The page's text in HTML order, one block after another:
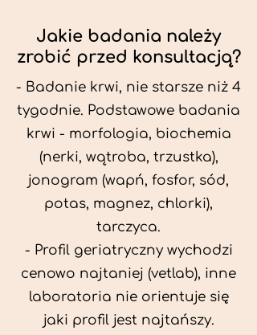
Jakie badania należy
zrobić przed konsultacją?
- Badanie krwi, nie starsze niż 4
tygodnie. Podstawowe badania
krwi - morfologia, biochemia
(nerki, wątroba, trzustka),
jonogram (wapń, fosfor, sód,
potas, magnez, chlorki),
tarczyca.
- Profil geriatryczny wychodzi
cenowo najtaniej (vetlab), inne
laboratoria nie orientuje się
jaki profil jest najtańszy.